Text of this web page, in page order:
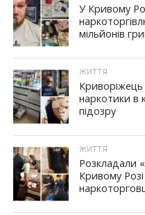
У Кривому
мільйонів
ЖИТТЯ
наркотики в
підозру
ЖИТТЯ
Розкладали
Кривому